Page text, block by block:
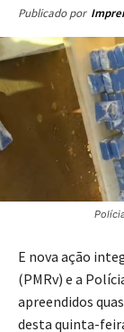
Publicado por
E nova ação
(PMRv) e a
apreendidos
desta quinta-